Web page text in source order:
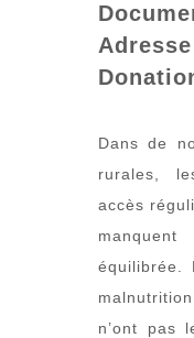
Adresse
Dans de
rurales,
accès
équilibrée.
n’ont pas